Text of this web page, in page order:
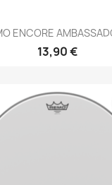
Brzi pregled
ENCORE
13,90 €